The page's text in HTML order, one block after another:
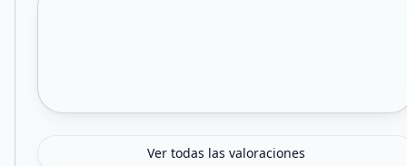
Ver todas las valoraciones